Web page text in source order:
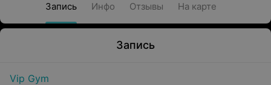
Запись Инфо Отзывы На карте
Запись
Vip Gym